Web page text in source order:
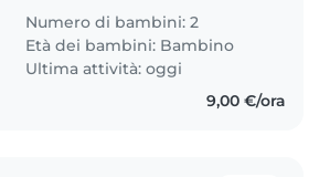
anni da poco compiuti) e/o stare
con loro a casa nel tardo
pomeriggio/prima serata,..
Numero di bambini: 2
Età dei bambini: Bambino
Ultima attività: oggi
9,00 €/ora